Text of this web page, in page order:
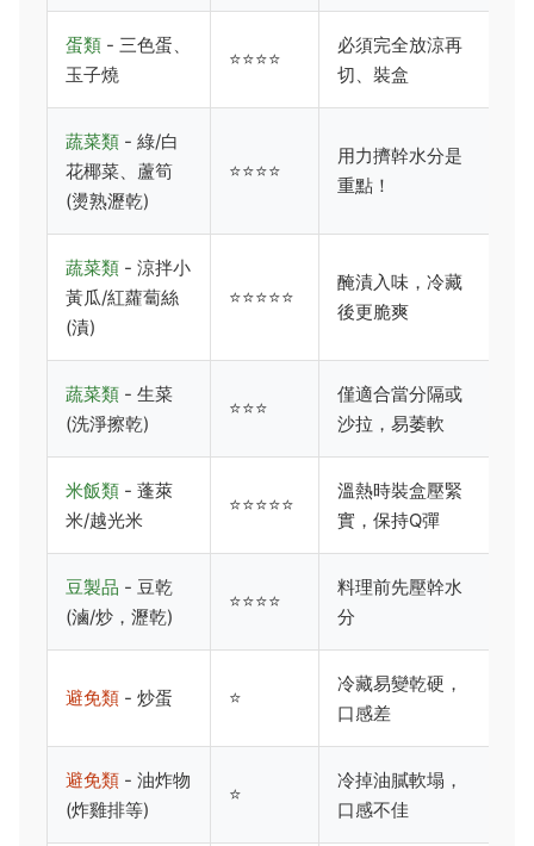
蛋類- 三色蛋、
玉子燒
⭐⭐⭐⭐
必須完全放涼再
切、裝盒
蔬菜類- 綠/白
花椰菜、蘆筍
(燙熟瀝乾)
⭐⭐⭐⭐
用力擠幹水分是
重點！
蔬菜類- 涼拌小
黃瓜/紅蘿蔔絲
(漬)
⭐⭐⭐⭐⭐
醃漬入味，冷藏
後更脆爽
蔬菜類- 生菜
(洗淨擦乾)
⭐⭐⭐
僅適合當分隔或
沙拉，易萎軟
米飯類- 蓬萊
米/越光米
⭐⭐⭐⭐⭐
溫熱時裝盒壓緊
實，保持Q彈
豆製品 - 豆乾
(滷/炒，瀝乾)
⭐⭐⭐⭐
料理前先壓幹水
分
避免類- 炒蛋 ⭐
冷藏易變乾硬，
口感差
避免類- 油炸物
(炸雞排等)
⭐
冷掉油膩軟塌，
口感不佳